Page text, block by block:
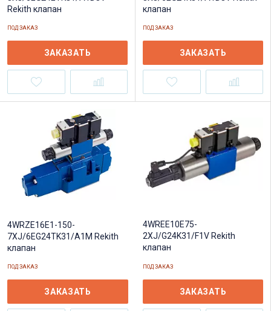
Rekith клапан
ПОД ЗАКАЗ
ЗАКАЗАТЬ
клапан
ПОД ЗАКАЗ
ЗАКАЗАТЬ
4WRZE16E1-150-
7XJ/6EG24TK31/A1M Rekith
клапан
ПОД ЗАКАЗ
ЗАКАЗАТЬ
4WREE10E75-
2XJ/G24K31/F1V Rekith
клапан
ПОД ЗАКАЗ
ЗАКАЗАТЬ